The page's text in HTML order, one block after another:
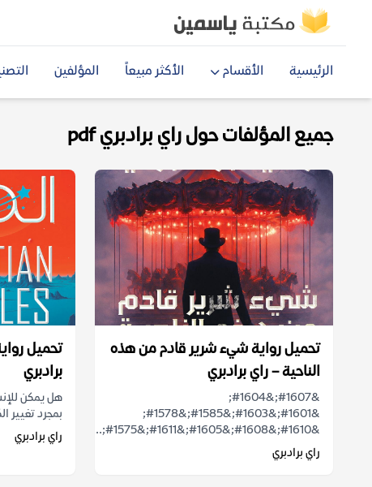
الرئيسية الأقسام الأكثر مبيعاً المؤلفين
جميع المؤلفات حول راي برادبري pdf
تحميل رواية شيء شرير قادم من هذه
الناحية – راي برادبري
&#1607;&#1604;
&#1601;&#1603;&#1585;&#1578;
&#1610;&#1608;&#1605;&#1611;&#1575;...
راي برادبري
تحميل
برادبري
هل يمكن
بمجرد تغيير
راي برادبري